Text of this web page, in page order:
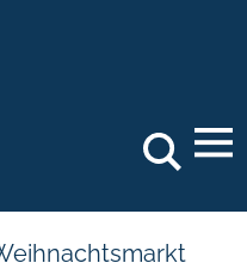
Search